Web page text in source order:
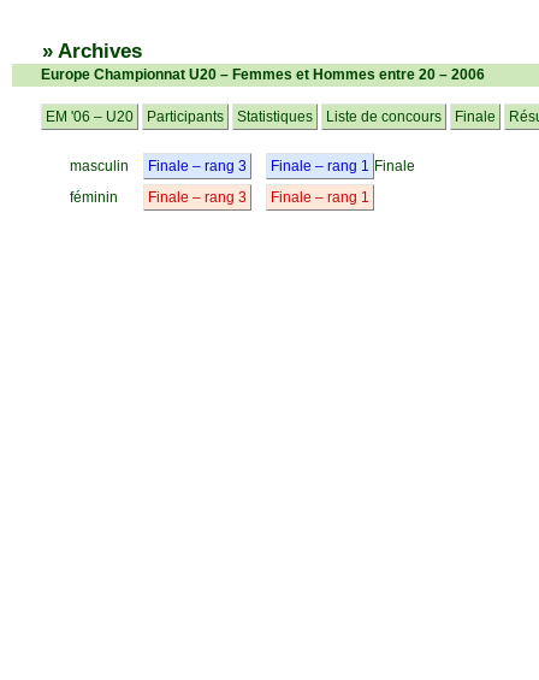
» Archives
Europe Championnat U20 – Femmes et Hommes entre 20 – 2006
EM '06 – U20 Participants Statistiques Liste de concours Finale
Finale
masculin
féminin
Finale – rang 3
Finale – rang 3
Finale – rang 1
Finale – rang 1